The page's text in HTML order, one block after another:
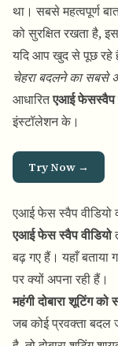
था। सबसे महत्वपूर्ण
को सुरक्षित रखता है,
यदि आप खुद से पूछ रहे
चेहरा बदलने का सबसे
आधारितएआई फेसस्वैप
इंस्टॉलेशन के।
Try Now →
एआई फेस स्वैप वीडियो
एआई फेस स्वैप वीडियो
बढ़ गए हैं। यहाँ बताया
पर क्यों अपना रही हैं।
महंगी दोबारा शूटिंग को
जब कोई प्रवक्ता बदल